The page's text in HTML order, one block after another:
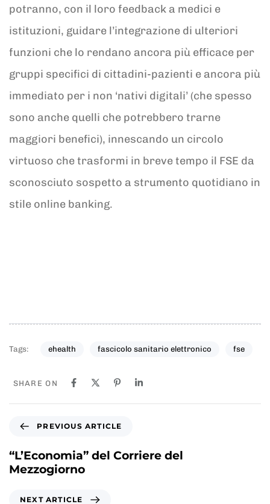
potranno, con il loro feedback a medici e
istituzioni, guidare l’integrazione di ulteriori
funzioni che lo rendano ancora più efficace per
gruppi specifici di cittadini-pazienti e ancora più
immediato per i non ‘nativi digitali’ (che spesso
sono anche quelli che potrebbero trarne
maggiori benefici), innescando un circolo
virtuoso che trasformi in breve tempo il FSE da
sconosciuto sospetto a strumento quotidiano in
stile online banking.
Tags: ehealth fascicolo sanitario elettronico fse
SHARE ON
e
v
i
PREVIOUS ARTICLE
“L’Economia” del Corriere del
Mezzogiorno
NEXT ARTICLE